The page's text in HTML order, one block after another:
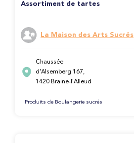
Assortiment de tartes
La Maison des Arts Sucrés
Chaussée
d'Alsemberg 167,
1420 Braine-l'Alleud
Produits de Boulangerie sucrés